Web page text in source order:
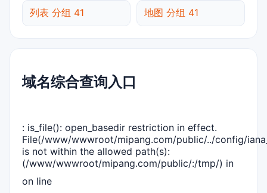
列表 分组 41 地图 分组 41
域名综合查询入口
: is_file(): open_basedir restriction in effect.
File(/www/wwwroot/mipang.com/public/../config/
is not within the allowed path(s):
(/www/wwwroot/mipang.com/public/:/tmp/) in
on line